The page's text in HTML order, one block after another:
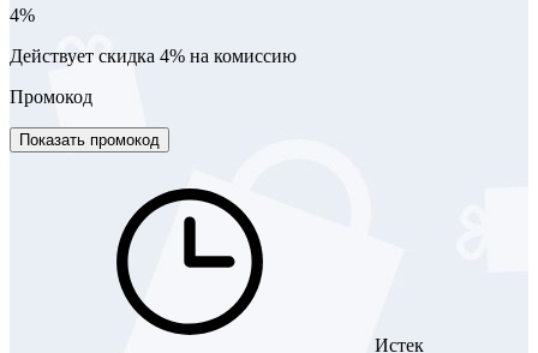
4%
Действует скидка 4% на комиссию
Промокод
Показать промокод
Истек